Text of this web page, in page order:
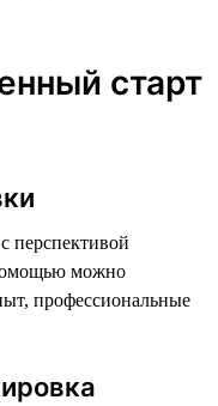
старт
перспективой
можно
профессиональные